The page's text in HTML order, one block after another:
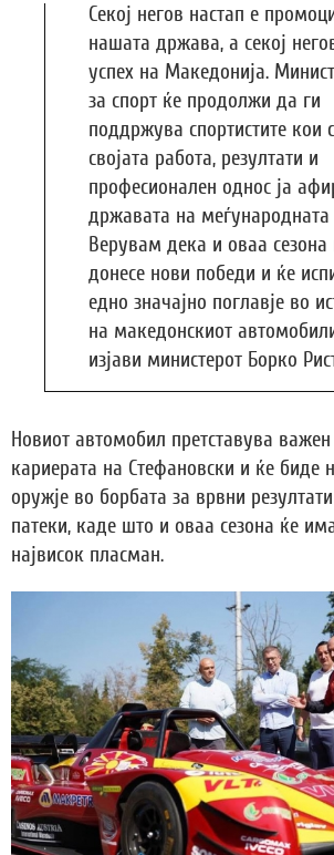
Секој негов настап е
нашата држава, а секој
успех на Македонија.
за спорт ќе продолжи да ги
поддржува спортистите кои
својата работа, резултати и
професионален однос ја
државата на меѓународната
Верувам дека и оваа сезона
донесе нови победи и ќе
едно значајно поглавје во
на македонскиот
изјави министерот Борко
Новиот автомобил претставува
кариерата на Стефановски и ќе биде
оружје во борбата за врвни
патеки, каде што и оваа сезона ќе
највисок пласман.